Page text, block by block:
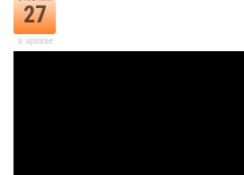
27
в архиве